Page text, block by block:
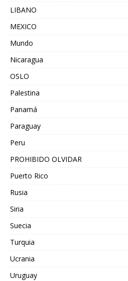
LIBANO
MEXICO
Mundo
Nicaragua
OSLO
Palestina
Panamá
Paraguay
Peru
PROHIBIDO OLVIDAR
Puerto Rico
Rusia
Siria
Suecia
Turquia
Ucrania
Uruguay